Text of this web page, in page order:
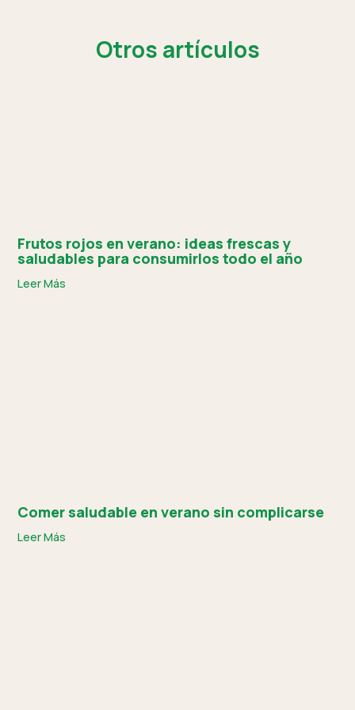
Otros artículos
Frutos rojos en verano: ideas frescas y
saludables para consumirlos todo el año
Leer Más
Comer saludable en verano sin complicarse
Leer Más